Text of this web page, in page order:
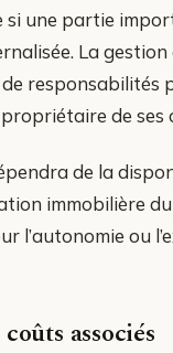
si une partie
La gestion
responsabilités
de ses
de la
immobilière
l’autonomie ou
associés